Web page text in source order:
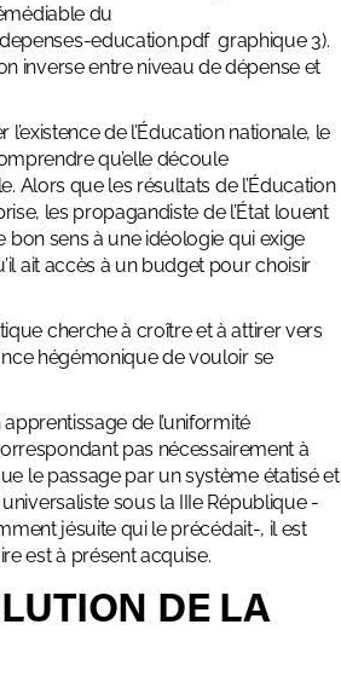
du
education.pdfgraphique 3).
inverse entre niveau de dépense et
de l’Éducation nationale, le
qu’elle découle
. Alors que les résultats de l’Éducation
les propagandiste de l’État louent
bon sens à une idéologie qui exige
ait accès à un budget pour choisir
cherche à croître et à attirer vers
hégémonique de vouloir se
apprentissage de l’uniformité
pas nécessairement à
le passage par un système étatisé et
sous la IIIe République -
jésuite qui le précédait-, il est
est à présent acquise.
DE LA